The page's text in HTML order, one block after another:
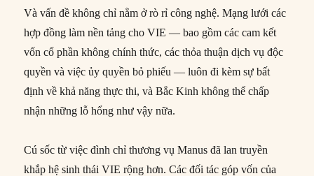
Và vấn đề không chỉ nằm ở rò rỉ công nghệ. Mạng lưới các
hợp đồng làm nền tảng cho VIE — bao gồm các cam kết
vốn cổ phần không chính thức, các thỏa thuận dịch vụ độc
quyền và việc ủy quyền bỏ phiếu — luôn đi kèm sự bất
định về khả năng thực thi, và Bắc Kinh không thể chấp
nhận những lỗ hổng như vậy nữa.
Cú sốc từ việc đình chỉ thương vụ Manus đã lan truyền
khắp hệ sinh thái VIE rộng hơn. Các đối tác góp vốn của